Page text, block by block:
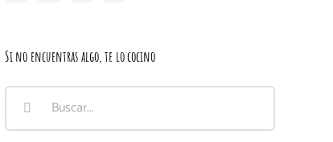
Si no encuentras algo, te lo cocino
Buscar: